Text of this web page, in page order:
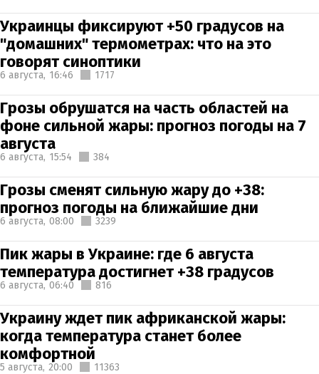
Украинцы фиксируют +50 градусов на
"домашних" термометрах: что на это
говорят синоптики
6 августа, 16:46 1717
Грозы обрушатся на часть областей на
фоне сильной жары: прогноз погоды на 7
августа
6 августа, 15:54 384
Грозы сменят сильную жару до +38:
прогноз погоды на ближайшие дни
6 августа, 08:00 3239
Пик жары в Украине: где 6 августа
температура достигнет +38 градусов
6 августа, 06:40 816
Украину ждет пик африканской жары:
когда температура станет более
комфортной
5 августа, 20:00 11363